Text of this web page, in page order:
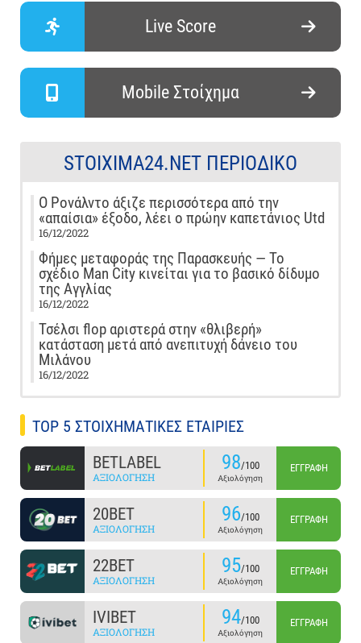
Live Score
Mobile Στοίχημα
STOIXIMA24.NET ΠΕΡΙΟΔΙΚΌ
Ο Ρονάλντο άξιζε περισσότερα από την
«απαίσια» έξοδο, λέει ο πρώην καπετάνιος Utd
16/12/2022
Φήμες μεταφοράς της Παρασκευής — Το
σχέδιο Man City κινείται για το βασικό δίδυμο
της Αγγλίας
16/12/2022
Τσέλσι flop αριστερά στην «θλιβερή»
κατάσταση μετά από ανεπιτυχή δάνειο του
Μιλάνου
16/12/2022
TOP 5 ΣΤΟΙΧΗΜΑΤΙΚΕΣ ΕΤΑΙΡΙΕΣ
BETLABEL
ΑΞΙΟΛΌΓΗΣΗ
98/100
Αξιολόγηση
ΕΓΓΡΑΦΉ
20BET
ΑΞΙΟΛΌΓΗΣΗ
96/100
Αξιολόγηση
ΕΓΓΡΑΦΉ
22BET
ΑΞΙΟΛΌΓΗΣΗ
95/100
Αξιολόγηση
ΕΓΓΡΑΦΉ
IVIBET
ΑΞΙΟΛΌΓΗΣΗ
94/100
Αξιολόγηση
ΕΓΓΡΑΦΉ